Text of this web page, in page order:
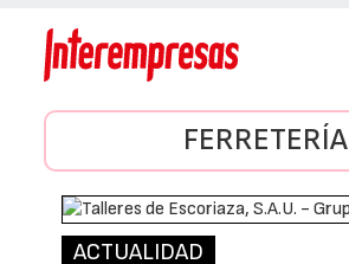
FERRETERÍA
ACTUALIDAD